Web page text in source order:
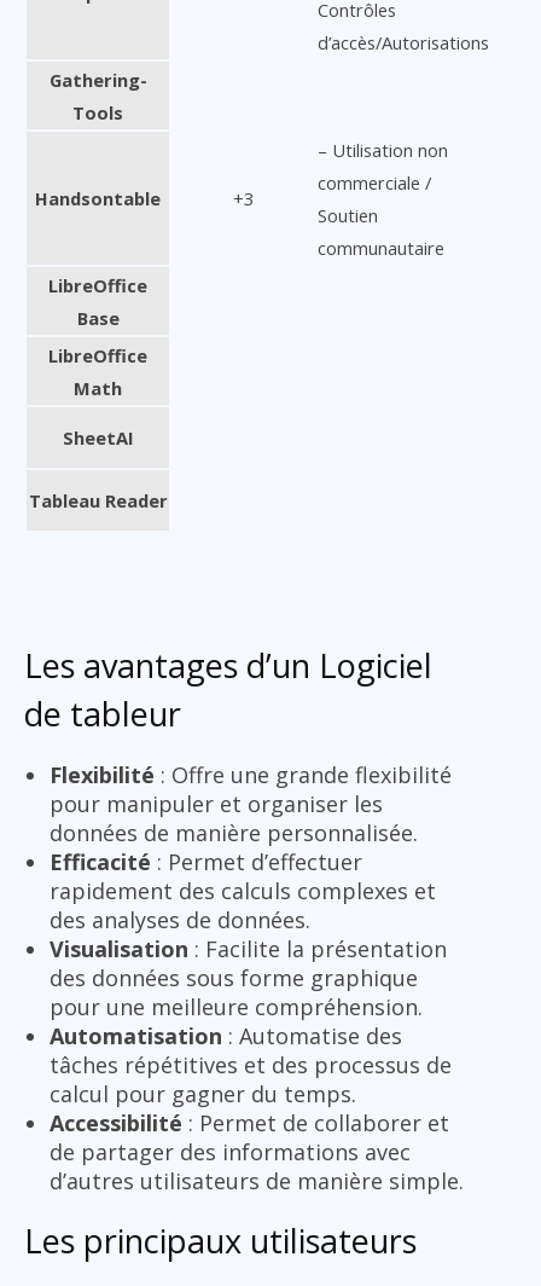
Contrôles
d’accès/Autorisations
Gathering-
Tools
Handsontable +3
– Utilisation non
commerciale /
Soutien
communautaire
LibreOffice
Base
LibreOffice
Math
SheetAI
Tableau Reader
Les avantages d’un Logiciel
de tableur
Flexibilité : Offre une grande flexibilité
pour manipuler et organiser les
données de manière personnalisée.
Efficacité : Permet d’effectuer
rapidement des calculs complexes et
des analyses de données.
Visualisation : Facilite la présentation
des données sous forme graphique
pour une meilleure compréhension.
Automatisation : Automatise des
tâches répétitives et des processus de
calcul pour gagner du temps.
Accessibilité : Permet de collaborer et
de partager des informations avec
d’autres utilisateurs de manière simple.
Les principaux utilisateurs